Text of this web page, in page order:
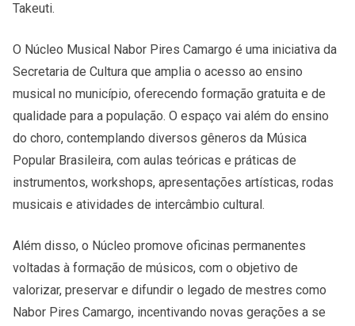
Takeuti.
O Núcleo Musical Nabor Pires Camargo é uma iniciativa da
Secretaria de Cultura que amplia o acesso ao ensino
musical no município, oferecendo formação gratuita e de
qualidade para a população. O espaço vai além do ensino
do choro, contemplando diversos gêneros da Música
Popular Brasileira, com aulas teóricas e práticas de
instrumentos, workshops, apresentações artísticas, rodas
musicais e atividades de intercâmbio cultural.
Além disso, o Núcleo promove oficinas permanentes
voltadas à formação de músicos, com o objetivo de
valorizar, preservar e difundir o legado de mestres como
Nabor Pires Camargo, incentivando novas gerações a se